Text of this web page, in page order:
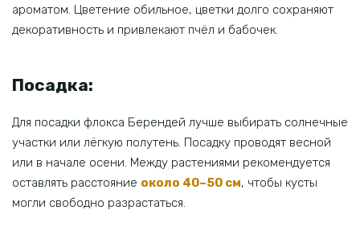
ароматом. Цветение обильное, цветки долго сохраняют
декоративность и привлекают пчёл и бабочек.
Посадка:
Для посадки флокса Берендей лучше выбирать солнечные
участки или лёгкую полутень. Посадку проводят весной
или в начале осени. Между растениями рекомендуется
оставлять расстояние около 40–50 см, чтобы кусты
могли свободно разрастаться.